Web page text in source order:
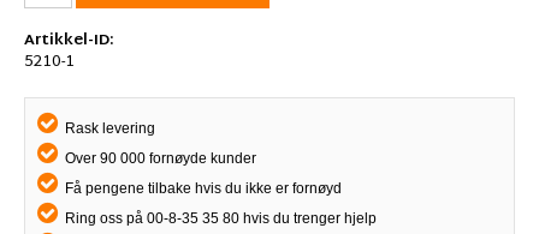
Artikkel-ID:
5210-1
Rask levering
Over 90 000 fornøyde kunder
Få pengene tilbake hvis du ikke er fornøyd
Ring oss på 00-8-35 35 80 hvis du trenger hjelp